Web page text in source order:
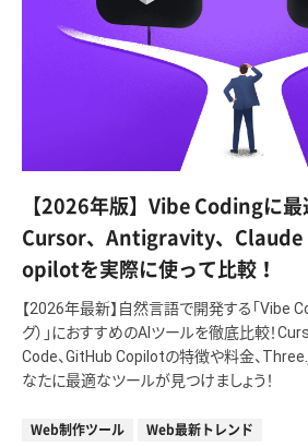
【2026年版】Vibe Codingに最
Cursor、Antigravity、Claude
opilotを実際に使って比較！
【2026年最新】自然言語で開発する「Vibe
グ）」におすすめのAIツールを徹底比較！
Code、GitHub Copilotの特徴や料金、
なたに最適なツールが見つけましょう！
Web制作ツール Web最新トレンド